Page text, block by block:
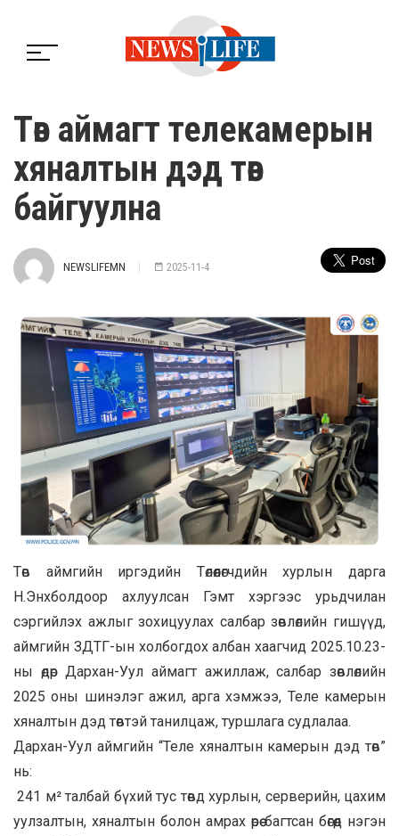
Төв аймагт телекамерын
хяналтын дэд төв
байгуулна
NEWSLIFEMN 2025-11-4
Төв аймгийн иргэдийн Төлөөлөгчдийн хурлын дарга
Н.Энхболдоор ахлуулсан Гэмт хэргээс урьдчилан
сэргийлэх ажлыг зохицуулах салбар зөвлөлийн гишүүд,
аймгийн ЗДТГ-ын холбогдох албан хаагчид 2025.10.23-
ны өдөр Дархан-Уул аймагт ажиллаж, салбар зөвлөлийн
2025 оны шинэлэг ажил, арга хэмжээ, Теле камерын
хяналтын дэд төвтэй танилцаж, туршлага судлалаа.
Дархан-Уул аймгийн “Теле хяналтын камерын дэд төв”
нь:
241 м² талбай бүхий тус төвд хурлын, серверийн, цахим
уулзалтын, хяналтын болон амрах өрөө багтсан бөгөөд нэгэн